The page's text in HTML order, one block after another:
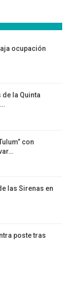
ocupación
de la Quinta
con
las Sirenas en
poste tras